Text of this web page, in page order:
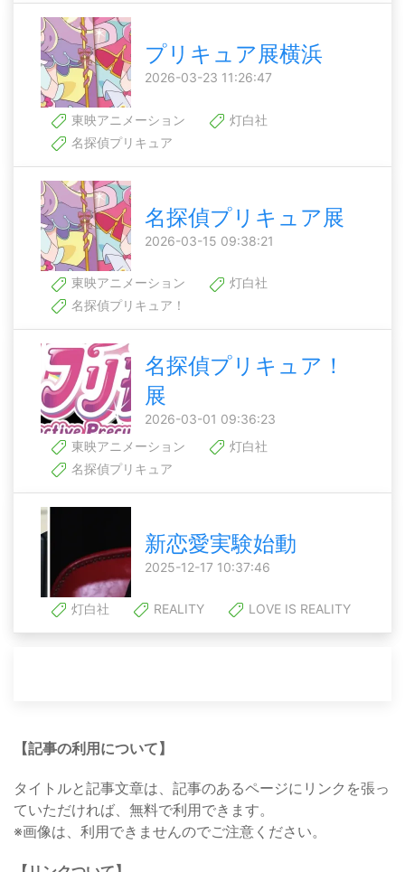
プリキュア展横浜
2026-03-23 11:26:47
東映アニメーション
灯白社
名探偵プリキュア
名探偵プリキュア展
2026-03-15 09:38:21
東映アニメーション
灯白社
名探偵プリキュア！
名探偵プリキュア！
展
2026-03-01 09:36:23
東映アニメーション
灯白社
名探偵プリキュア
新恋愛実験始動
2025-12-17 10:37:46
灯白社 REALITY LOVE IS REALITY
【記事の利用について】
タイトルと記事文章は、記事のあるページにリンクを張っ
ていただければ、無料で利用できます。
※画像は、利用できませんのでご注意ください。